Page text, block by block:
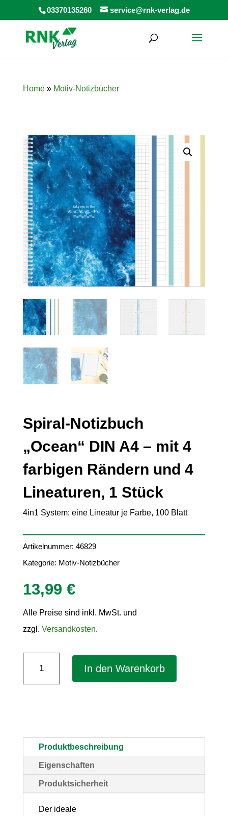
03370135260 service@rnk-verlag.de
Home» Motiv-Notizbücher
Spiral-Notizbuch
„Ocean“ DIN A4 – mit 4
farbigen Rändern und 4
Lineaturen, 1 Stück
4in1 System: eine Lineatur je Farbe, 100 Blatt
Artikelnummer: 46829
Kategorie: Motiv-Notizbücher
13,99 €
Alle Preise sind inkl. MwSt. und
zzgl. Versandkosten.
mit
4
farbigen
Rändern
In den Warenkorb
Produktbeschreibung
Eigenschaften
Produktsicherheit
Der ideale